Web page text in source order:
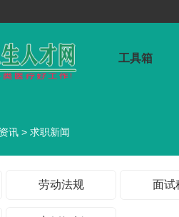
工具箱
讯 > 求职新闻
劳动法规 面试